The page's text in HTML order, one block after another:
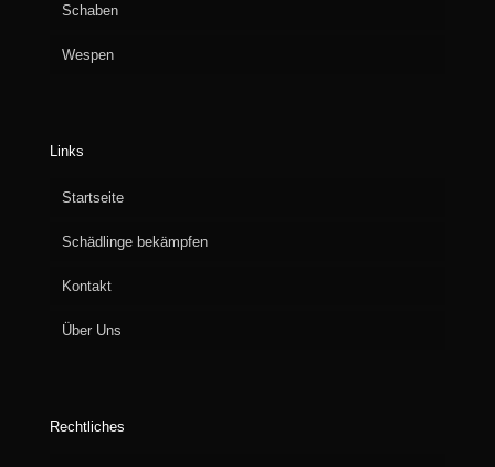
Schaben
Wespen
Links
Startseite
Schädlinge bekämpfen
Kontakt
Über Uns
Rechtliches